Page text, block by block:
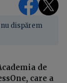
dispărem
de
care a